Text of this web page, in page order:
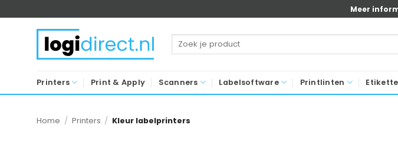
naar
Meer
Zoeken
Printers Print & Apply Scanners Labelsoftware Printlinten
Home / Printers / Kleur labelprinters